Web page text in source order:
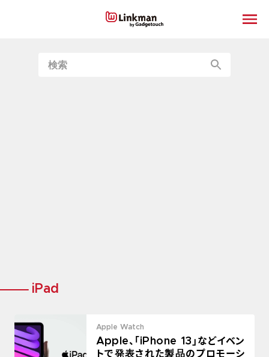
iPad
Apple Watch
Apple、「iPhone 13」などイベン
トで発表された製品のプロモーシ